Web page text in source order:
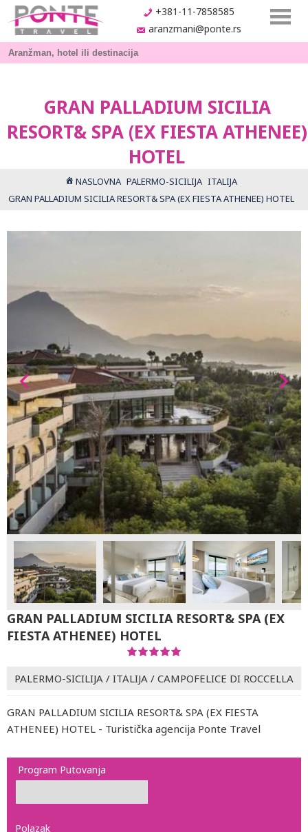
+381-11-7858585
aranzmani@ponte.rs
GRAN PALLADIUM SICILIA
RESORT& SPA (EX FIESTA ATHENEE)
HOTEL
NASLOVNA PALERMO-SICILIJA ITALIJA
GRAN PALLADIUM SICILIA RESORT& SPA (EX FIESTA ATHENEE) HOTEL
GRAN PALLADIUM SICILIA RESORT& SPA (EX
FIESTA ATHENEE) HOTEL
PALERMO-SICILIJA / ITALIJA / CAMPOFELICE DI ROCCELLA
GRAN PALLADIUM SICILIA RESORT& SPA (EX FIESTA
ATHENEE) HOTEL - Turistička agencija Ponte Travel
Program Putovanja
Polazak